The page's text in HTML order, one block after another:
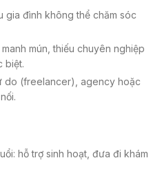
gia đình không thể chăm sóc
mún, thiếu chuyên nghiệp
biệt.
do (freelancer), agency hoặc
hỗ trợ sinh hoạt, đưa đi khám